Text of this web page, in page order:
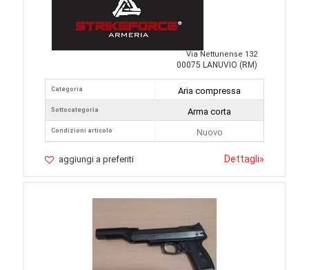
Via Nettunense 132
00075 LANUVIO (RM)
Categoria
Sottocategoria
Condizioni articolo
Aria compressa
Arma corta
Nuovo
aggiungi a preferiti Dettagli»